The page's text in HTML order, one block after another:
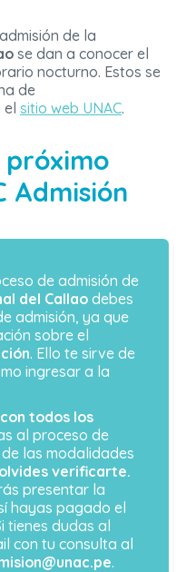
de la
se dan a conocer el
nocturno. Estos se
de
el sitio web UNAC.
próximo
Admisión
de admisión de
del Callao debes
admisión, ya que
sobre el
. Ello te sirve de
ingresar a la
todos los
al proceso de
las modalidades
verificarte.
presentar la
hayas pagado el
tienes dudas al
con tu consulta al
.